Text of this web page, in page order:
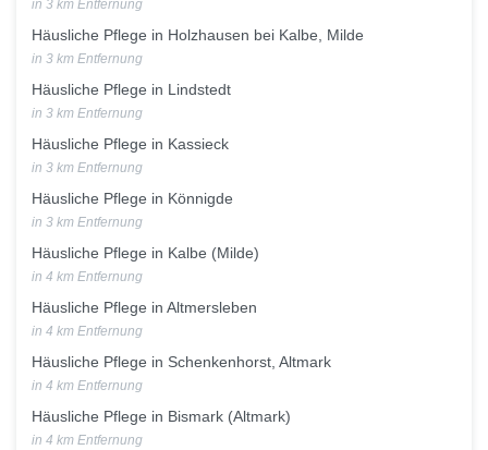
in 3 km Entfernung
Häusliche Pflege in Holzhausen bei Kalbe, Milde
in 3 km Entfernung
Häusliche Pflege in Lindstedt
in 3 km Entfernung
Häusliche Pflege in Kassieck
in 3 km Entfernung
Häusliche Pflege in Könnigde
in 3 km Entfernung
Häusliche Pflege in Kalbe (Milde)
in 4 km Entfernung
Häusliche Pflege in Altmersleben
in 4 km Entfernung
Häusliche Pflege in Schenkenhorst, Altmark
in 4 km Entfernung
Häusliche Pflege in Bismark (Altmark)
in 4 km Entfernung